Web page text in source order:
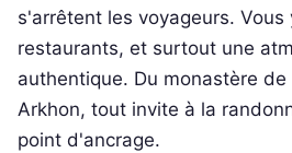
s'arrêtent les voyageurs. Vous
restaurants, et surtout une
authentique. Du monastère
Arkhon, tout invite à la
point d'ancrage.